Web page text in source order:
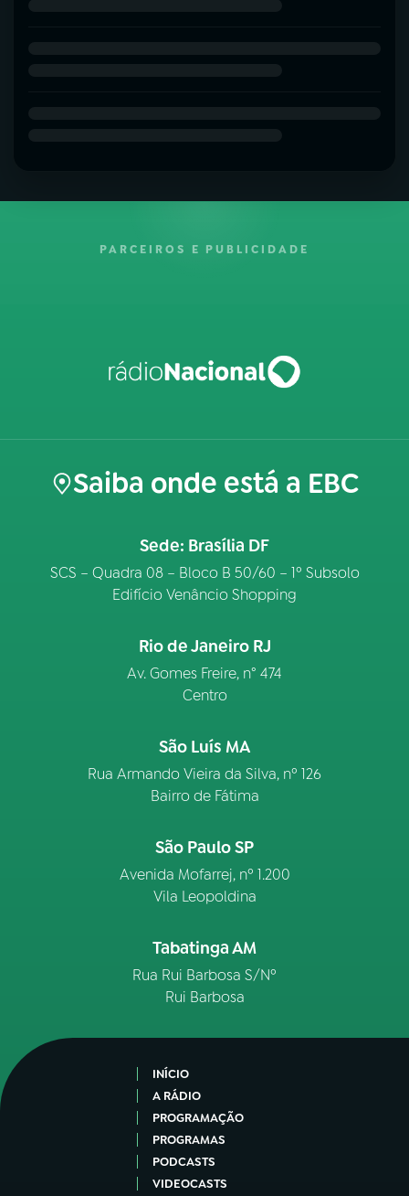
PARCEIROS E PUBLICIDADE
Saiba onde está a EBC
Sede: Brasília DF
SCS – Quadra 08 – Bloco B 50/60 – 1º Subsolo
Edifício Venâncio Shopping
Rio de Janeiro RJ
Av. Gomes Freire, n° 474
Centro
São Luís MA
Rua Armando Vieira da Silva, nº 126
Bairro de Fátima
São Paulo SP
Avenida Mofarrej, nº 1.200
Vila Leopoldina
Tabatinga AM
Rua Rui Barbosa S/Nº
Rui Barbosa
INÍCIO
A RÁDIO
PROGRAMAÇÃO
PROGRAMAS
PODCASTS
VIDEOCASTS